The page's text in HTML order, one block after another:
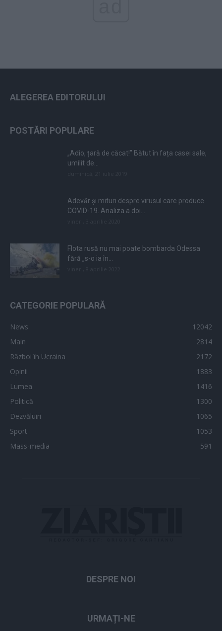
ALEGEREA EDITORULUI
POSTĂRI POPULARE
„Adio, țară de căcat!” Bătut în fața casei sale,
umilit de...
Adevăr și mituri despre virusul care produce
COVID-19. Analiza a doi...
Flota rusă nu mai poate bombarda Odessa
fără „s-o ia în...
CATEGORIE POPULARĂ
News
12042
Main
2814
Război în Ucraina
2172
Opinii
1883
Lumea
1416
Politică
1300
Dezvăluiri
1065
Sport
1053
Mass-media
591
DESPRE NOI
URMAȚI-NE